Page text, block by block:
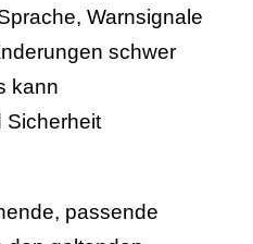
Warnsignale
schwer
kann
Sicherheit
passende